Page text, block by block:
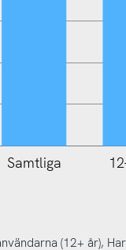
Samtliga
(12+ år),